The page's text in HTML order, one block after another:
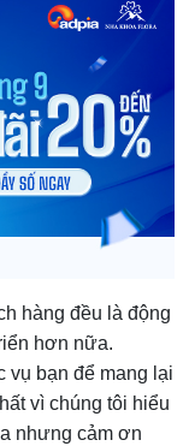
hàng đều là động
hơn nữa.
vụ bạn để mang lại
vì chúng tôi hiểu
nhưng cảm ơn